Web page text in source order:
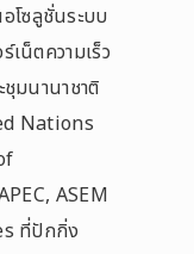
โซลูชั่นระบบ
น็ตความเร็ว
มนานาชาติ
Nations
ASEM
ที่ปักกิ่ง